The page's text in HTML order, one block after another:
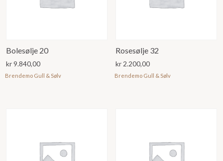
Bolesølje 20
kr9.840,00
Brendemo Gull & Sølv
Rosesølje 32
kr 2.200,00
Brendemo Gull & Sølv